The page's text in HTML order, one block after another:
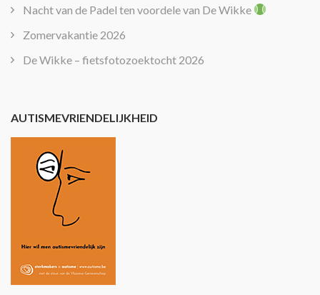
Nacht van de Padel ten voordele van De Wikke
Zomervakantie 2026
De Wikke – fietsfotozoektocht 2026
AUTISMEVRIENDELIJKHEID